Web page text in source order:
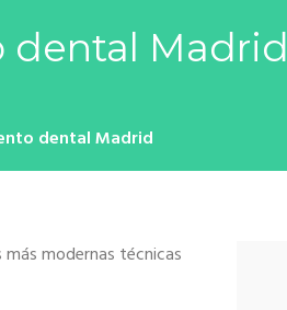
dental Madrid
dental Madrid
modernas técnicas